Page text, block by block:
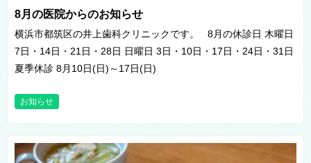
8月の医院からのお知らせ
横浜市都筑区の井上歯科クリニックです。 8月の休診日 木曜日
7日・14日・21日・28日 日曜日 3日・10日・17日・24日・31日
夏季休診 8月10日(日)～17日(日)
お知らせ